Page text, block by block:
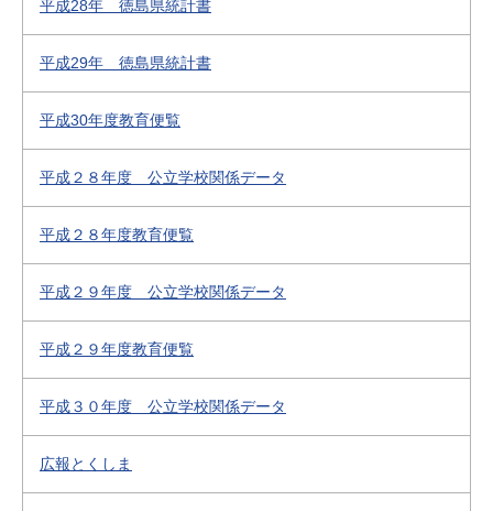
平成28年 徳島県統計書
平成29年 徳島県統計書
平成30年度教育便覧
平成２８年度 公立学校関係データ
平成２８年度教育便覧
平成２９年度 公立学校関係データ
平成２９年度教育便覧
平成３０年度 公立学校関係データ
広報とくしま